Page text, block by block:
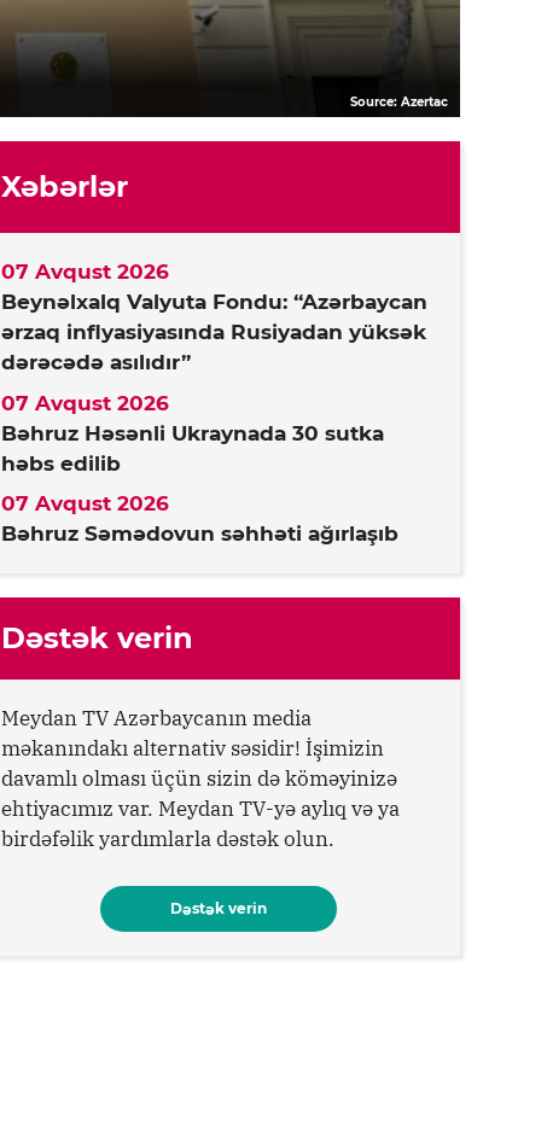
Source: Azertac
Xəbərlər
Beynəlxalq Valyuta Fondu: “Azərbaycan
ərzaq inflyasiyasında Rusiyadan yüksək
dərəcədə asılıdır”
07 Avqust 2026
Bəhruz Həsənli Ukraynada 30 sutka
həbs edilib
07 Avqust 2026
Bəhruz Səmədovun səhhəti ağırlaşıb
07 Avqust 2026
Dəstək verin
Meydan TV Azərbaycanın media
məkanındakı alternativ səsidir! İşimizin
davamlı olması üçün sizin də köməyinizə
ehtiyacımız var. Meydan TV-yə aylıq və ya
birdəfəlik yardımlarla dəstək olun.
Dəstək verin